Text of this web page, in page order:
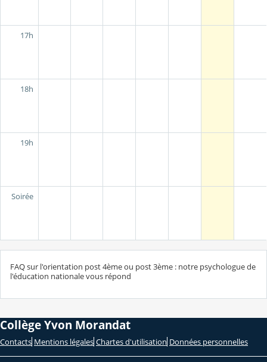
17h
18h
19h
Soirée
FAQ sur l'orientation post 4ème ou post 3ème : notre psychologue de
l'éducation nationale vous répond
Collège Yvon Morandat
Contacts Mentions légales Chartes d'utilisation Données personnelles